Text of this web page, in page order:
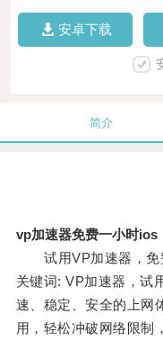
安卓下载
简介
vp加速器免费一小时ios
试用VP加速器，免
关键词: VP加速器，试
速、稳定、安全的上网
用，轻松冲破网络限制